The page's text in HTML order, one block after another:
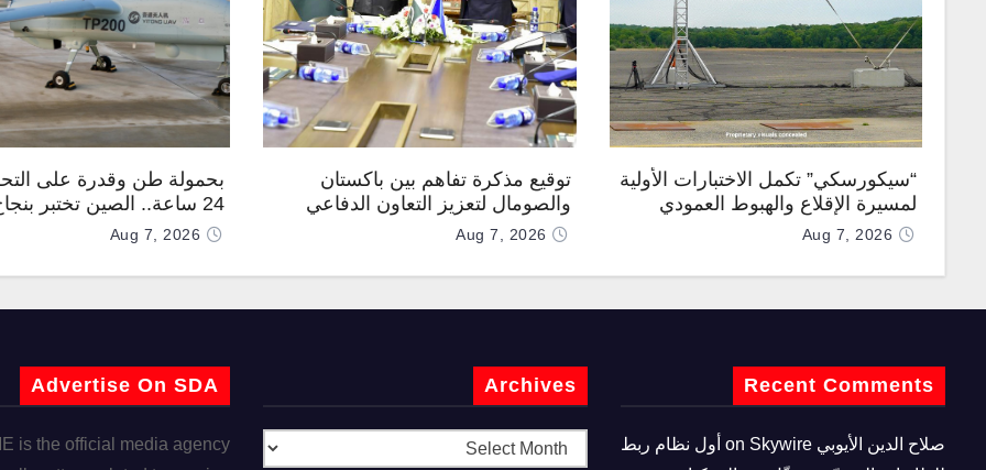
“سيكورسكي” تكمل الاختبارات الأولية
لمسيرة الإقلاع والهبوط العمودي
“نوماد 100”Aug 7, 2026
توقيع مذكرة تفاهم بين باكستان
والصومال لتعزيز التعاون الدفاعي
Aug 7, 2026
بحمولة طن وقدرة على
24 ساعة.. الصين تختبر
“TP200”
Aug 7, 2026
Recent Comments
صلاح الدين الأيوبي
Skywire أول نظام ربط
Archives
Advertise On SDA
is the official media agency